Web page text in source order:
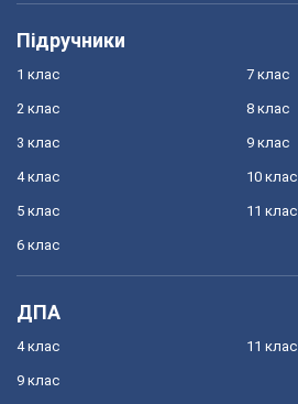
Підручники
1 клас
2 клас
3 клас
4 клас
5 клас
6 клас
7 клас
8 клас
9 клас
10 клас
11 клас
ДПА
4 клас
9 клас
11 клас